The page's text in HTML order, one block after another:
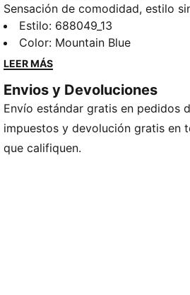
Sensación de comodidad, estilo
PUMA Essentials Elevated lleva la
otro nivel. Con detalles de
ajuste perfecto, estas prendas
siempre a la moda, porque el
sentirse así de bien.
CARACTERÍSTICAS Y BENEFICIOS
Producto fabricado con al menos
Estilo: 688049_13
Color: Mountain Blue
LEER MÁS
Envios y Devoluciones
Envío estándar gratis en pedidos
impuestos y devolución gratis en
que califiquen.